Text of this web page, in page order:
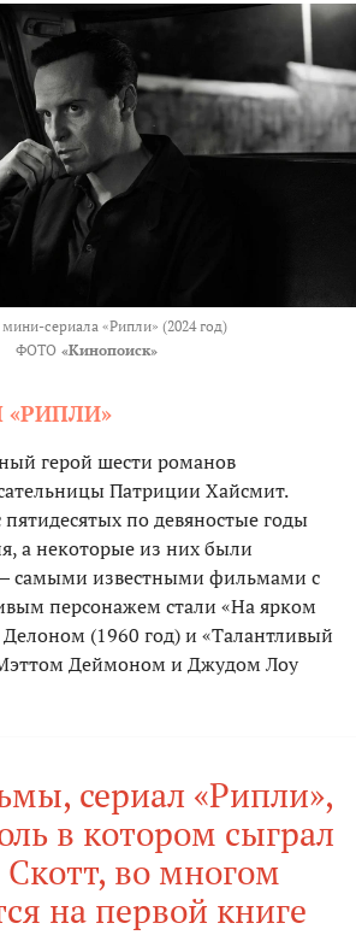
сериала «Рипли» (2024 год)
ФОТО «Кинопоиск»
«РИПЛИ»
герой шести романов
Патриции Хайсмит.
по девяностые годы
а некоторые из них были
самыми известными фильмами с
персонажем стали «На ярком
(1960 год) и «Талантливый
Деймоном и Джудом Лоу
сериал «Рипли»,
в котором сыграл
во многом
на первой книге